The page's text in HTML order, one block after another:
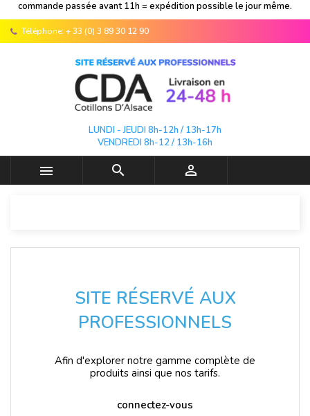
commande passée avant 11h = expédition possible le jour même.
Téléphone: + 33 (0) 3 89 30 12 90
LUNDI - JEUDI 8h-12h / 13h-17h
VENDREDI 8h-12 / 13h-16h
  
SITE RÉSERVÉ AUX
PROFESSIONNELS
Afin d'explorer notre gamme complète de
produits ainsi que nos tarifs.
connectez-vous